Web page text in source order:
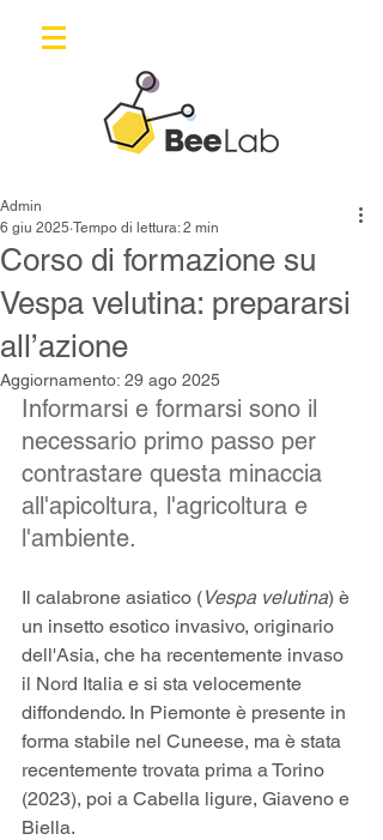
Corso di formazione su
Vespa velutina: prepararsi
all’azione
Admin
6 giu 2025 Tempo di lettura: 2 min
Aggiornamento: 29 ago 2025
Informarsi e formarsi sono il
necessario primo passo per
contrastare questa minaccia
all'apicoltura, l'agricoltura e
l'ambiente.
Il calabrone asiatico (Vespa velutina) è
un insetto esotico invasivo, originario
dell'Asia, che ha recentemente invaso
il Nord Italia e si sta velocemente
diffondendo. In Piemonte è presente in
forma stabile nel Cuneese, ma è stata
recentemente trovata prima a Torino
(2023), poi a Cabella ligure, Giaveno e
Biella.